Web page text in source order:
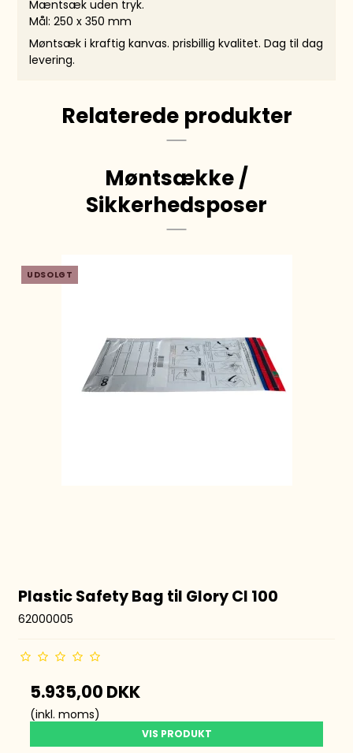
Mæntsæk uden tryk.
Mål: 250 x 350 mm
Møntsæk i kraftig kanvas. prisbillig kvalitet. Dag til dag
levering.
Relaterede produkter
Møntsække /
Sikkerhedsposer
UDSOLGT
Plastic Safety Bag til Glory CI 100
62000005
5.935,00 DKK
(inkl. moms)
VIS PRODUKT